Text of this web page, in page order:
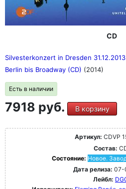
CD
Silvesterkonzert in Dresden
Berlin bis Broadway (CD) (2014)
Есть в наличии
7918 руб. В корзину
Артикул: CDVP
Состав:
Состояние: Новое.
Дата релиза: 07-
Лейбл: